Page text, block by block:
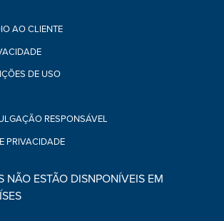
AO CLIENTE
DE USO
RESPONSÁVEL
PRIVACIDADE
NÃO ESTÃO DISNPONÍVEIS EM